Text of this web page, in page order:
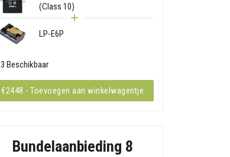
(Class 10)
LP-E6P
3 Beschikbaar
€2448 - Toevoegen aan winkelwagentje
Bundelaanbieding 8